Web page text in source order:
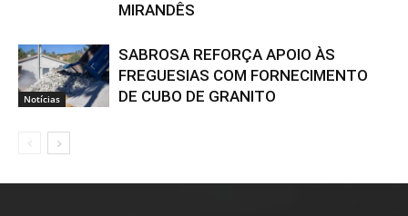
MIRANDÊS
Notícias
SABROSA REFORÇA APOIO ÀS
FREGUESIAS COM FORNECIMENTO
DE CUBO DE GRANITO